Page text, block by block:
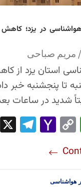
در یزد؛ کاهش
مریم صباحی
استان یزد از
تا پنجشنبه خبر
شدید در ساعات
Wh
Ap
p
Co
Lin
k
Yah
l
Tel
هواشناسی